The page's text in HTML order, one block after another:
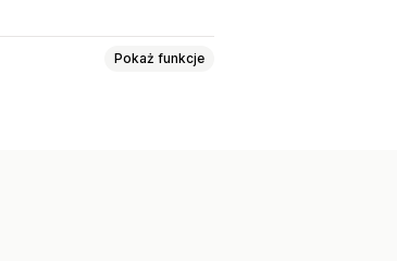
Pokaż funkcje